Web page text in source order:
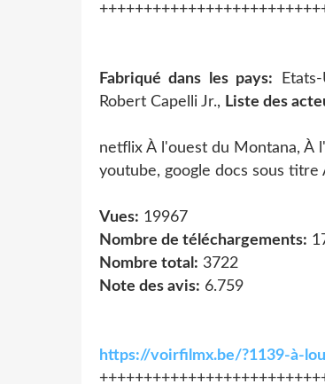
Fabriqué dans les pays: Etats-
Robert Capelli Jr., Liste des
netflix À l'ouest du Montana, À
youtube, google docs sous titre
Vues: 19967
Nombre de téléchargements:
Nombre total: 3722
Note des avis: 6.759
https://voirfilmx.be/?1139-à-